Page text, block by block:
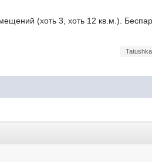
(хоть 3, хоть 12 кв.м.).